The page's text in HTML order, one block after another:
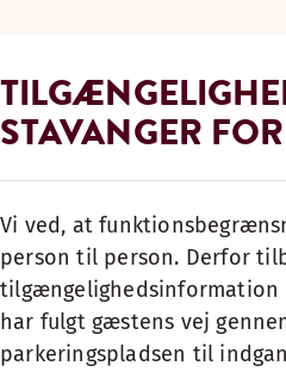
STAVANGER
Vi ved, at
person til person. Derfor
tilgængelighedsinformation
har fulgt gæstens vej
parkeringspladsen til